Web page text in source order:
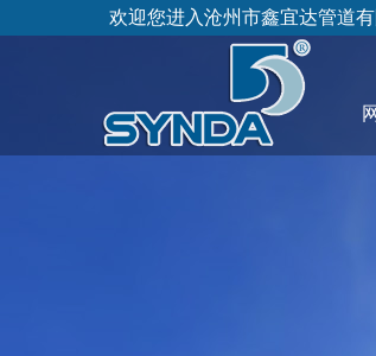
欢迎您进入沧州市鑫宜达管道有